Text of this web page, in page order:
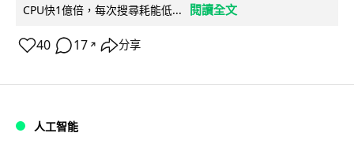
CPU快1億倍，每次搜尋耗能低...
閱讀全文
40 17 ↗ 分享
人工智能